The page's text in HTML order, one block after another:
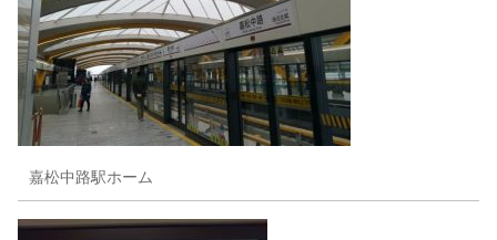
嘉松中路駅ホーム